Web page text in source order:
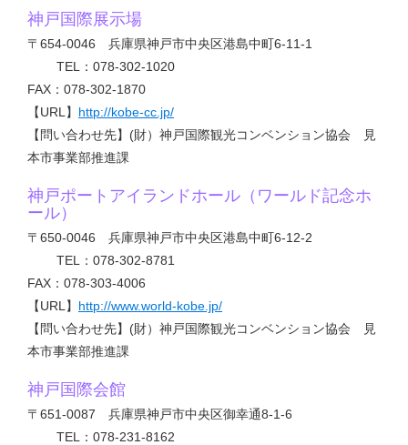
神戸国際展示場
〒654-0046 兵庫県神戸市中央区港島中町6-11-1
TEL：078-302-1020
FAX：078-302-1870
【URL】 http://kobe-cc.jp/
【問い合わせ先】(財）神戸国際観光コンベンション協会 見
本市事業部推進課
神戸ポートアイランドホール（ワールド記念ホ
ール）
〒650-0046 兵庫県神戸市中央区港島中町6-12-2
TEL：078-302-8781
FAX：078-303-4006
【URL】 http://www.world-kobe.jp/
【問い合わせ先】(財）神戸国際観光コンベンション協会 見
本市事業部推進課
神戸国際会館
〒651-0087 兵庫県神戸市中央区御幸通8-1-6
TEL：078-231-8162